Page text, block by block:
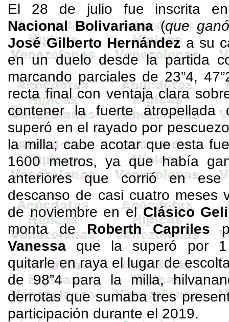
El 28 de julio fue inscrita
Nacional Bolivariana(que
José Gilberto Hernándeza su
en un duelo desde la partida
marcando parciales de 23”4,
recta final con ventaja clara
contener la fuerte
superó en el rayado por
la milla; cabe acotar que esta
1600 metros, ya que había
anteriores que corrió en
descanso de casi cuatro meses
de noviembre en elClásico
monta deRoberthCapriles
Vanessa que la superó por
quitarle en raya el lugar de
de 98”4 para la milla,
derrotas que sumaba tres
participación durante el 2019.